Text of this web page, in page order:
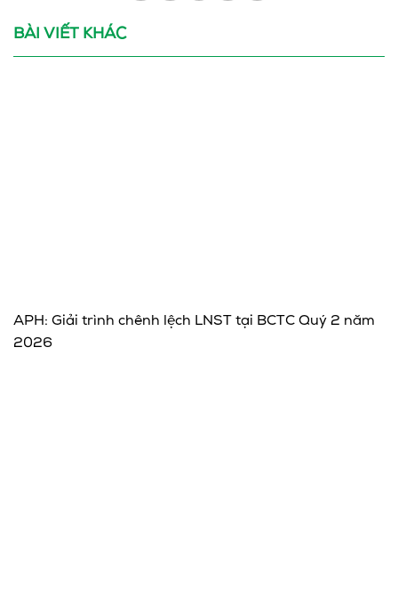
BÀI VIẾT KHÁC
APH: Giải trình chênh lệch LNST tại BCTC Quý 2 năm
2026